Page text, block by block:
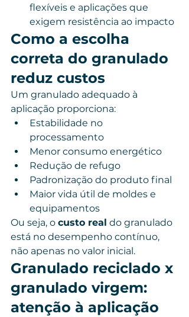
flexíveis e aplicações que
exigem resistência ao impacto
Como a escolha
correta do granulado
reduz custos
Um granulado adequado à
aplicação proporciona:
Estabilidade no
processamento
Menor consumo energético
Redução de refugo
Padronização do produto final
Maior vida útil de moldes e
equipamentos
Ou seja, o custo real do granulado
está no desempenho contínuo,
não apenas no valor inicial.
Granulado reciclado x
granulado virgem:
atenção à aplicação